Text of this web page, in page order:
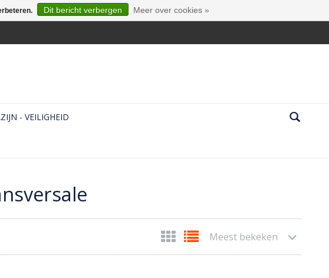
- VEILIGHEID
Meest bekeken
Dit bericht verbergen Meer over cookies »